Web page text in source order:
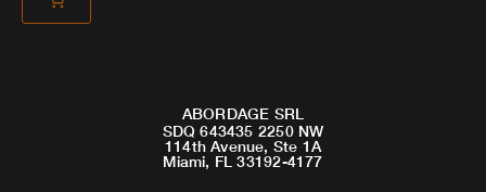
ABORDAGE SRL
SDQ 643435 2250 NW
114th Avenue, Ste 1A
Miami, FL 33192-4177